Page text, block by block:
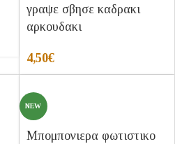
γραψε σβησε καδρακι
αρκουδακι
4,50€
NEW
Μπομπονιερα φωτιστικο